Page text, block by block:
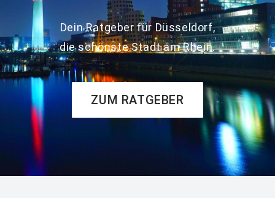
Dein Ratgeber für Düsseldorf,
die schönste Stadt am Rhein.
ZUM RATGEBER